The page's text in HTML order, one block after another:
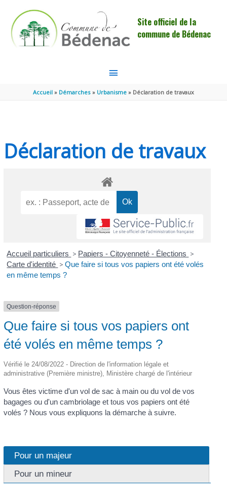
Site officiel de la
commune de Bédenac
MENU
PRINCIPAL
Accueil Démarches Urbanisme Déclaration de travaux
Déclaration de travaux
Accueil particuliers > Papiers - Citoyenneté - Élections >
Carte d'identité > Que faire si tous vos papiers ont été volés
en même temps ?
Question-réponse
Que faire si tous vos papiers ont
été volés en même temps ?
Vérifié le 24/08/2022 - Direction de l'information légale et
administrative (Première ministre), Ministère chargé de l'intérieur
Vous êtes victime d'un vol de sac à main ou du vol de vos
bagages ou d'un cambriolage et tous vos papiers ont été
volés ? Nous vous expliquons la démarche à suivre.
Pour un majeur
Pour un mineur